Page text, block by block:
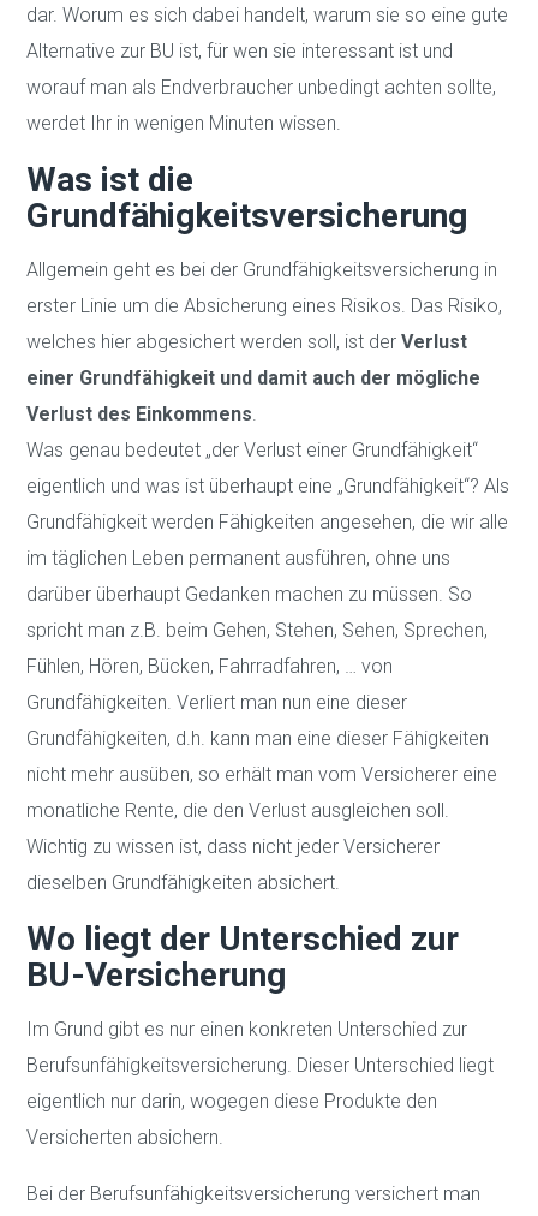
dar. Worum es sich dabei handelt, warum sie so eine gute
Alternative zur BU ist, für wen sie interessant ist und
worauf man als Endverbraucher unbedingt achten sollte,
werdet Ihr in wenigen Minuten wissen.
Was ist die
Grundfähigkeitsversicherung
Allgemein geht es bei der Grundfähigkeitsversicherung in
erster Linie um die Absicherung eines Risikos. Das Risiko,
welches hier abgesichert werden soll, ist derVerlust
einer Grundfähigkeit und damit auch der mögliche
Verlust des Einkommens
Was genau bedeutet „der Verlust einer Grundfähigkeit“
eigentlich und was ist überhaupt eine „Grundfähigkeit“? Als
Grundfähigkeit werden Fähigkeiten angesehen, die wir alle
im täglichen Leben permanent ausführen, ohne uns
darüber überhaupt Gedanken machen zu müssen. So
spricht man z.B. beim Gehen, Stehen, Sehen, Sprechen,
Fühlen, Hören, Bücken, Fahrradfahren, … von
Grundfähigkeiten. Verliert man nun eine dieser
Grundfähigkeiten, d.h. kann man eine dieser Fähigkeiten
nicht mehr ausüben, so erhält man vom Versicherer eine
monatliche Rente, die den Verlust ausgleichen soll.
Wichtig zu wissen ist, dass nicht jeder Versicherer
dieselben Grundfähigkeiten absichert.
Wo liegt der Unterschied zur
BU-Versicherung
Im Grund gibt es nur einen konkreten Unterschied zur
Berufsunfähigkeitsversicherung. Dieser Unterschied liegt
eigentlich nur darin, wogegen diese Produkte den
Versicherten absichern.
Bei der Berufsunfähigkeitsversicherung versichert man